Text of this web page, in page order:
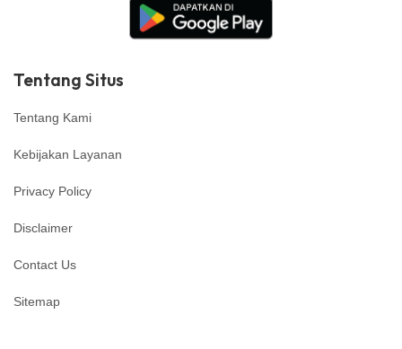
Tentang Situs
Tentang Kami
Kebijakan Layanan
Privacy Policy
Disclaimer
Contact Us
Sitemap